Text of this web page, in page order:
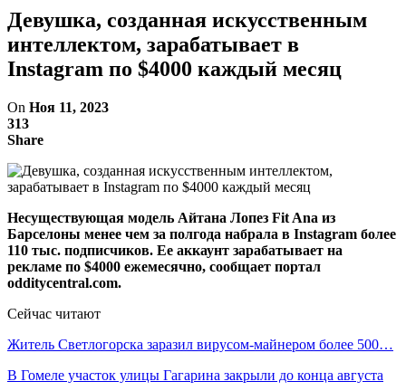
Девушка, созданная искусственным
интеллектом, зарабатывает в
Instagram по $4000 каждый месяц
On Ноя 11, 2023
313
Share
Несуществующая модель Айтана Лопез Fit Ana из
Барселоны менее чем за полгода набрала в Instagram более
110 тыс. подписчиков. Ее аккаунт зарабатывает на
рекламе по $4000 ежемесячно, сообщает портал
odditycentral.com.
Сейчас читают
Житель Светлогорска заразил вирусом-майнером более 500…
В Гомеле участок улицы Гагарина закрыли до конца августа